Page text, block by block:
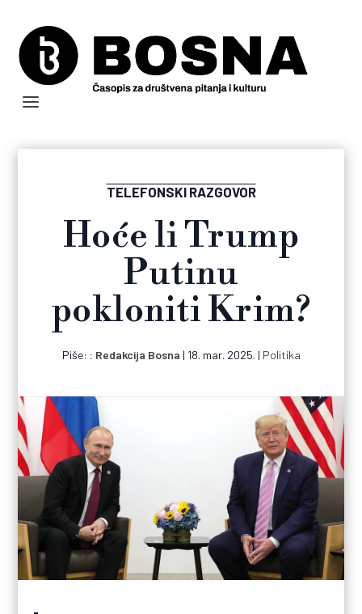
TELEFONSKI RAZGOVOR
Hoće li Trump
Putinu
pokloniti Krim?
Piše: Redakcija Bosna | 18. mar. 2025. | Politika